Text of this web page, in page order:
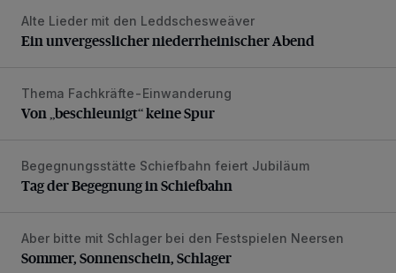
Ein unvergesslicher niederrheinischer Abend
Alte Lieder mit den Leddschesweäver
Ein unvergesslicher niederrheinischer Abend
Von „beschleunigt“ keine Spur
Thema Fachkräfte-Einwanderung
Von „beschleunigt“ keine Spur
Tag der Begegnung in Schiefbahn
Begegnungsstätte Schiefbahn feiert Jubiläum
Tag der Begegnung in Schiefbahn
Sommer, Sonnenschein, Schlager
Aber bitte mit Schlager bei den Festspielen Neersen
Sommer, Sonnenschein, Schlager